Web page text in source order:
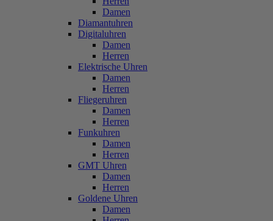
Damen
Diamantuhren
Digitaluhren
Damen
Herren
Elektrische Uhren
Damen
Herren
Fliegeruhren
Damen
Herren
Funkuhren
Damen
Herren
GMT Uhren
Damen
Herren
Goldene Uhren
Damen